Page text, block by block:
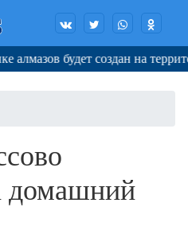
алмазов будет создан на
домашний